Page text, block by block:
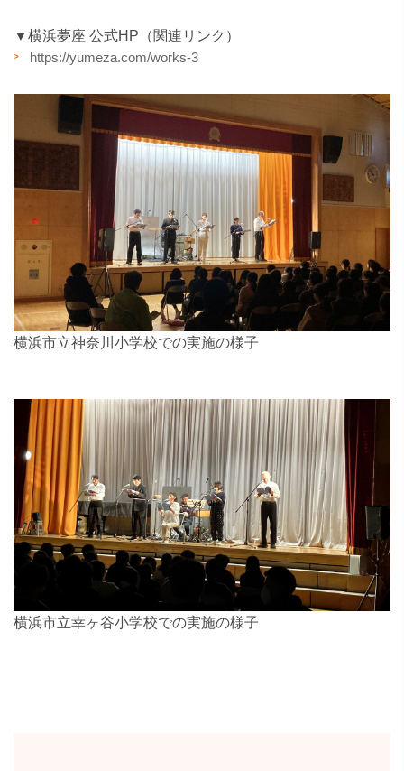
▼横浜夢座 公式HP（関連リンク）
https://yumeza.com/works-3
横浜市立神奈川小学校での実施の様子
横浜市立幸ヶ谷小学校での実施の様子